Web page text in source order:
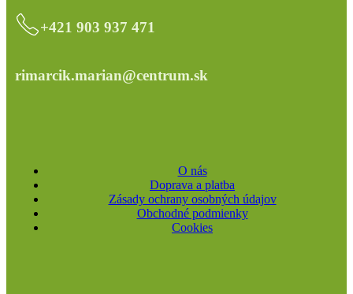
+421 903 937 471
rimarcik.marian@centrum.sk
O nás
Doprava a platba
Zásady ochrany osobných údajov
Obchodné podmienky
Cookies